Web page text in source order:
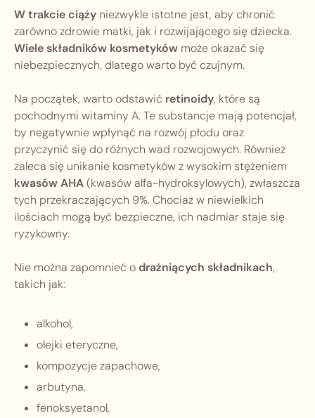
W trakcie ciąży niezwykle istotne jest, aby chronić
zarówno zdrowie matki, jak i rozwijającego się dziecka.
Wiele składników kosmetyków może okazać się
niebezpiecznych, dlatego warto być czujnym.
Na początek, warto odstawić retinoidy, które są
pochodnymi witaminy A. Te substancje mają potencjał,
by negatywnie wpłynąć na rozwój płodu oraz
przyczynić się do różnych wad rozwojowych. Również
zaleca się unikanie kosmetyków z wysokim stężeniem
kwasów AHA(kwasów alfa-hydroksylowych), zwłaszcza
tych przekraczających 9%. Chociaż w niewielkich
ilościach mogą być bezpieczne, ich nadmiar staje się
ryzykowny.
Nie można zapomnieć odrażniących składnikach,
takich jak:
alkohol,
olejki eteryczne,
kompozycje zapachowe,
arbutyna,
fenoksyetanol,